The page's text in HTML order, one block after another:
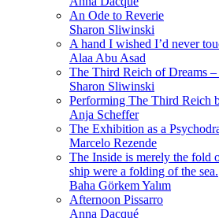
An Ode to Reverie
Sharon Sliwinski
A hand I wished I’d never
Alaa Abu Asad
The Third Reich of Dreams
Sharon Sliwinski
Performing The Third Reich
Anja Scheffer
The Exhibition as a
Marcelo Rezende
The Inside is merely the fold
ship were a folding of the sea.
Baha Görkem Yalım
Afternoon Pissarro
Anna Dacqué